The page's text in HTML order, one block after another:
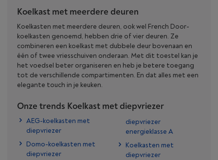
Koelkast met meerdere deuren
Koelkasten met meerdere deuren, ook wel French Door-
koelkasten genoemd, hebben drie of vier deuren. Ze
combineren een koelkast met dubbele deur bovenaan en
één of twee vriesschuiven onderaan. Met dit toestel kan je
het voedsel beter organiseren en heb je betere toegang
tot de verschillende compartimenten. En dat alles met een
elegante touch in je keuken.
Onze trends Koelkast met diepvriezer
AEG-koelkasten met
diepvriezer
Domo-koelkasten met
diepvriezer
diepvriezer
energieklasse A
Koelkasten met
diepvriezer